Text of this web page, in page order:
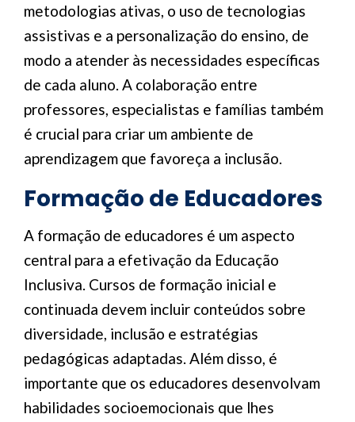
metodologias ativas, o uso de tecnologias
assistivas e a personalização do ensino, de
modo a atender às necessidades específicas
de cada aluno. A colaboração entre
professores, especialistas e famílias também
é crucial para criar um ambiente de
aprendizagem que favoreça a inclusão.
Formação de Educadores
A formação de educadores é um aspecto
central para a efetivação da Educação
Inclusiva. Cursos de formação inicial e
continuada devem incluir conteúdos sobre
diversidade, inclusão e estratégias
pedagógicas adaptadas. Além disso, é
importante que os educadores desenvolvam
habilidades socioemocionais que lhes